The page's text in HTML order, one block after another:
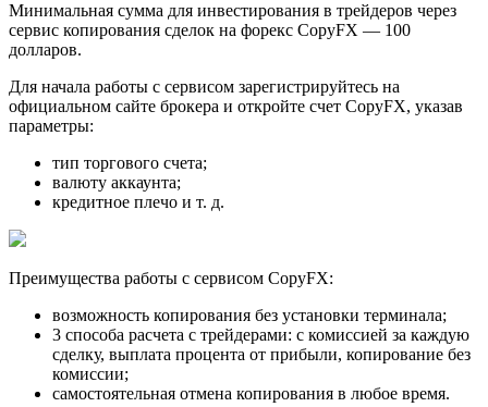
Минимальная сумма для инвестирования в трейдеров через
сервис копирования сделок на форекс CopyFX — 100
долларов.
Для начала работы с сервисом зарегистрируйтесь на
официальном сайте брокера и откройте счет CopyFX, указав
параметры:
тип торгового счета;
валюту аккаунта;
кредитное плечо и т. д.
Преимущества работы с сервисом CopyFX:
возможность копирования без установки терминала;
3 способа расчета с трейдерами: с комиссией за каждую
сделку, выплата процента от прибыли, копирование без
комиссии;
самостоятельная отмена копирования в любое время.